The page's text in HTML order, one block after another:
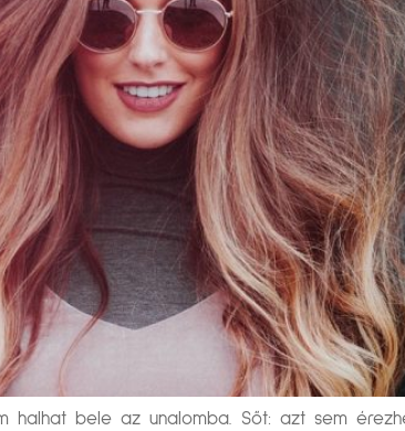
bele az unalomba. Sőt: azt sem